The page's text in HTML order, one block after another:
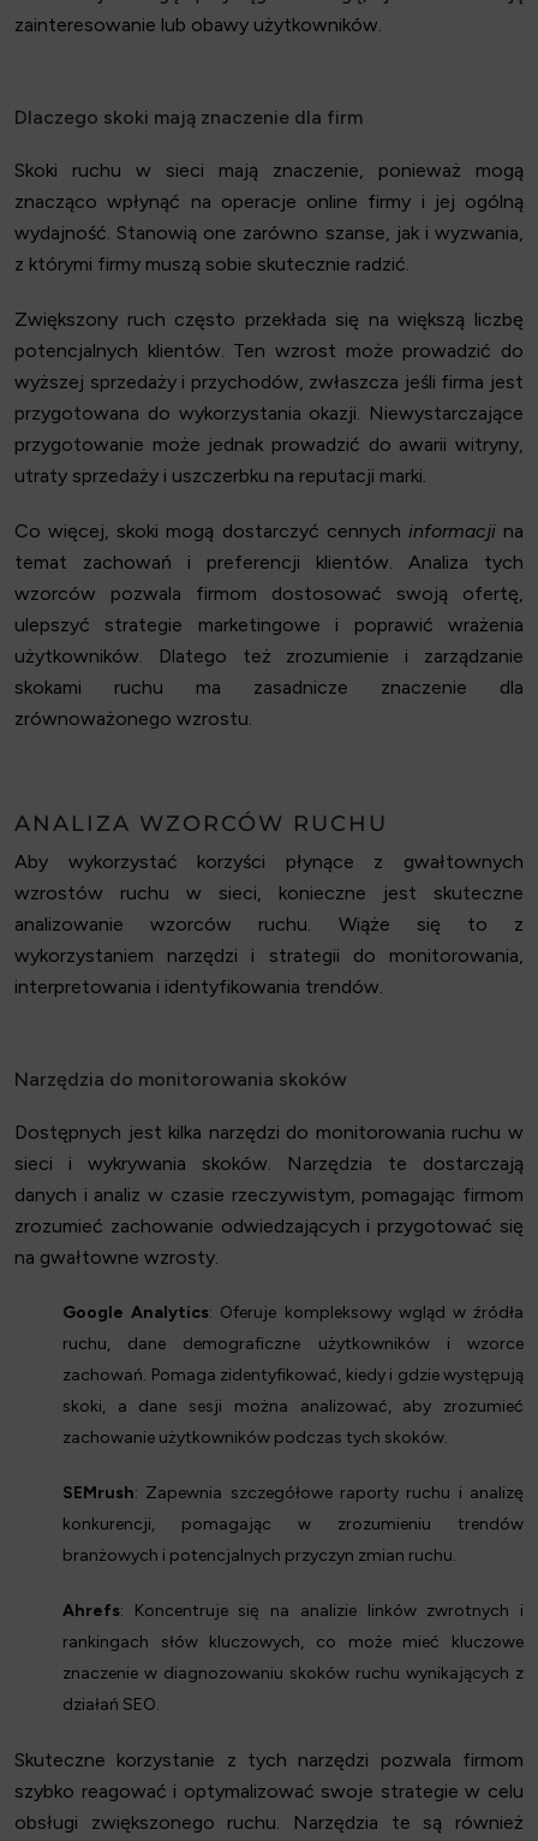
zainteresowanie lub obawy użytkowników.
Dlaczego skoki mają znaczenie dla firm
Skoki ruchu w sieci mają znaczenie, ponieważ mogą
znacząco wpłynąć na operacje online firmy i jej ogólną
wydajność. Stanowią one zarówno szanse, jak i wyzwania,
z którymi firmy muszą sobie skutecznie radzić.
Zwiększony ruch często przekłada się na większą liczbę
potencjalnych klientów. Ten wzrost może prowadzić do
wyższej sprzedaży i przychodów, zwłaszcza jeśli firma jest
przygotowana do wykorzystania okazji. Niewystarczające
przygotowanie może jednak prowadzić do awarii witryny,
utraty sprzedaży i uszczerbku na reputacji marki.
Co więcej, skoki mogą dostarczyć cennych informacjina
temat zachowań i preferencji klientów. Analiza tych
wzorców pozwala firmom dostosować swoją ofertę,
ulepszyć strategie marketingowe i poprawić wrażenia
użytkowników. Dlatego też zrozumienie i zarządzanie
skokami ruchu ma zasadnicze znaczenie dla
zrównoważonego wzrostu.
ANALIZA WZORCÓW RUCHU
Aby wykorzystać korzyści płynące z gwałtownych
wzrostów ruchu w sieci, konieczne jest skuteczne
analizowanie wzorców ruchu. Wiąże się to z
wykorzystaniem narzędzi i strategii do monitorowania,
interpretowania i identyfikowania trendów.
Narzędzia do monitorowania skoków
Dostępnych jest kilka narzędzi do monitorowania ruchu w
sieci i wykrywania skoków. Narzędzia te dostarczają
danych i analiz w czasie rzeczywistym, pomagając firmom
zrozumieć zachowanie odwiedzających i przygotować się
na gwałtowne wzrosty.
Google Analytics: Oferuje kompleksowy wgląd w źródła
ruchu, dane demograficzne użytkowników i wzorce
zachowań. Pomaga zidentyfikować, kiedy i gdzie występują
skoki, a dane sesji można analizować, aby zrozumieć
zachowanie użytkowników podczas tych skoków.
SEMrush: Zapewnia szczegółowe raporty ruchu i analizę
konkurencji, pomagając w zrozumieniu trendów
branżowych i potencjalnych przyczyn zmian ruchu.
Ahrefs: Koncentruje się na analizie linków zwrotnych i
rankingach słów kluczowych, co może mieć kluczowe
znaczenie w diagnozowaniu skoków ruchu wynikających z
działań SEO.
Skuteczne korzystanie z tych narzędzi pozwala firmom
szybko reagować i optymalizować swoje strategie w celu
obsługi zwiększonego ruchu. Narzędzia te są również